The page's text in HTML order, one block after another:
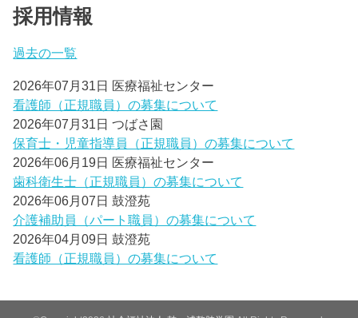
採用情報
過去の一覧
2026年07月31日 医療福祉センター
看護師（正規職員）の募集について
2026年07月31日つばさ園
保育士・児童指導員（正規職員）の募集について
2026年06月19日 医療福祉センター
歯科衛生士（正規職員）の募集について
2026年06月07日鼓澄苑
介護補助員（パート職員）の募集について
2026年04月09日鼓澄苑
看護師（正規職員）の募集について